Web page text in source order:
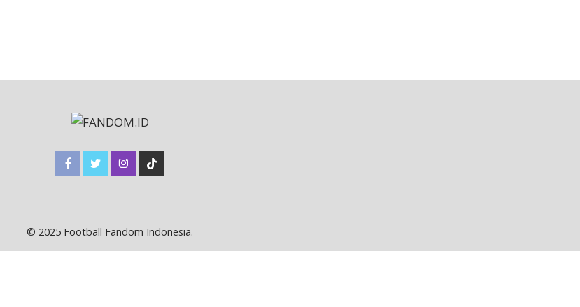
© 2025 Football Fandom Indonesia.